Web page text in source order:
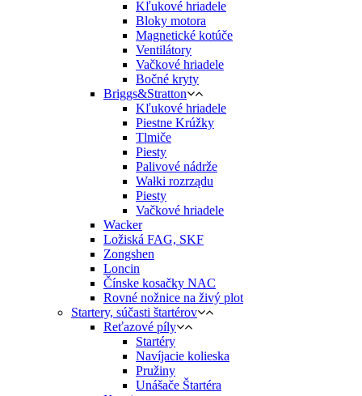
Kľukové hriadele
Bloky motora
Magnetické kotúče
Ventilátory
Vačkové hriadele
Bočné kryty
Briggs&Stratton
Kľukové hriadele
Piestne Krúžky
Tlmiče
Piesty
Palivové nádrže
Wałki rozrządu
Piesty
Vačkové hriadele
Wacker
Ložiská FAG, SKF
Zongshen
Loncin
Čínske kosačky NAC
Rovné nožnice na živý plot
Startery, súčasti štartérov
Reťazové píly
Startéry
Navíjacie kolieska
Pružiny
Unášače Štartéra